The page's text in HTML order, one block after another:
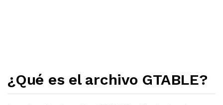
¿Qué es el archivo GTABLE?